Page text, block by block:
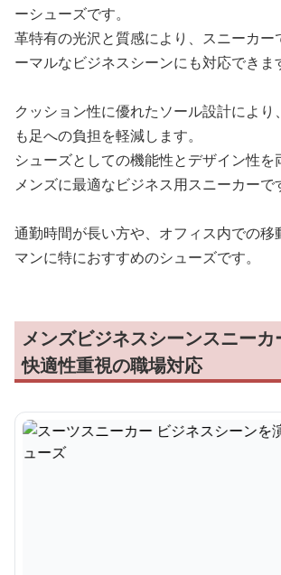
ーシューズです。
革特有の光沢と質感により、スニーカー
ーマルなビジネスシーンにも対応できま
クッション性に優れたソール設計によ
も足への負担を軽減します。
シューズとしての機能性とデザイン性を
メンズに最適なビジネス用スニーカーで
通勤時間が長い方や、オフィス内での移
マンに特におすすめのシューズです。
メンズビジネスシーンスニー
快適性重視の職場対応